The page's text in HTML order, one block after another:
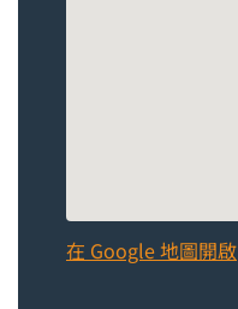
在 Google 地圖開啟